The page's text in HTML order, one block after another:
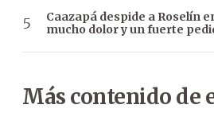
Caazapá despide a Roselín
mucho dolor y un fuerte
Más contenido de